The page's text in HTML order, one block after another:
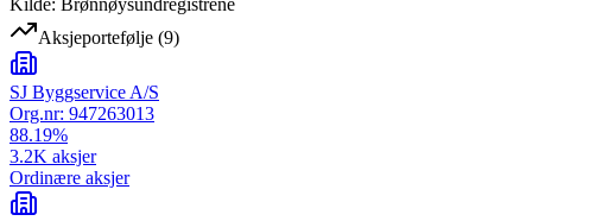
Kilde: Brønnøysundregistrene
Aksjeportefølje (9)
SJ Byggservice A/S
Org.nr: 947263013
88.19%
3.2K aksjer
Ordinære aksjer